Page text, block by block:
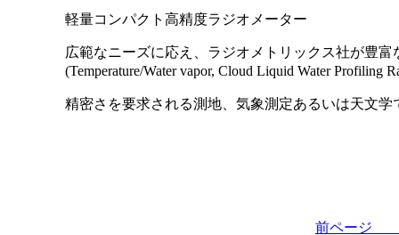
軽量コンパクト高精度ラジオメーター
広範なニーズに応え、ラジオメトリックス社が豊
(Temperature/Water vapor, Cloud Liquid Water Profiling
精密さを要求される測地、気象測定あるいは天文
前ペー